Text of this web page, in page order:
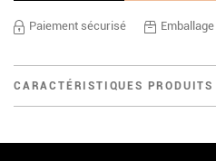
Paiement sécurisé
CARACTÉRISTIQUES PRODUITS